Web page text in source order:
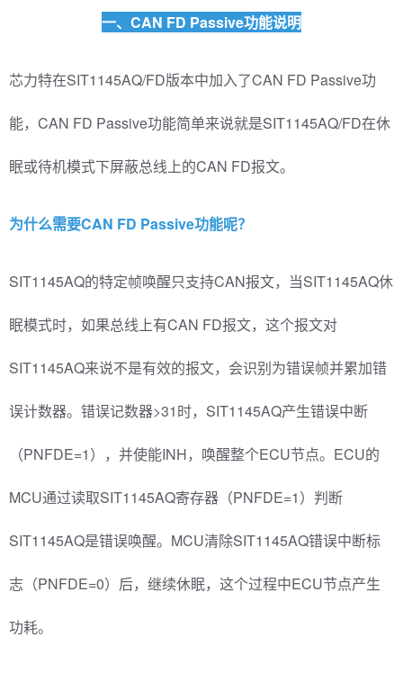
一、 CAN FD Passive功能说明
芯力特在SIT1145AQ/FD版本中加入了CAN FD Passive功
能，CAN FD Passive功能简单来说就是SIT1145AQ/FD在休
眠或待机模式下屏蔽总线上的CAN FD报文。
为什么需要CAN FD Passive功能呢？
SIT1145AQ的特定帧唤醒只支持CAN报文，当SIT1145AQ休
眠模式时，如果总线上有CAN FD报文，这个报文对
SIT1145AQ来说不是有效的报文，会识别为错误帧并累加错
误计数器。错误记数器>31时，SIT1145AQ产生错误中断
（PNFDE=1），并使能INH，唤醒整个ECU节点。ECU的
MCU通过读取SIT1145AQ寄存器（PNFDE=1）判断
SIT1145AQ是错误唤醒。MCU清除SIT1145AQ错误中断标
志（PNFDE=0）后，继续休眠，这个过程中ECU节点产生
功耗。